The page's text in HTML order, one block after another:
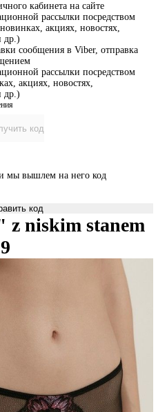
кабинета на сайте
рассылки посредством
акциях, новостях,
др.)
сообщения в Viber, отправка
рассылки посредством
акциях, новостях,
др.)
код
мы вышлем на него код
код
niskim stanem